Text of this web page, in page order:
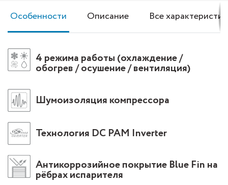
Особенности Описание Все
4 режима работы (охлаждение /
обогрев / осушение / вентиляция)
Шумоизоляция компрессора
Технология DС PAM Inverter
Антикоррозийное покрытие Blue Fin на
рёбрах испарителя